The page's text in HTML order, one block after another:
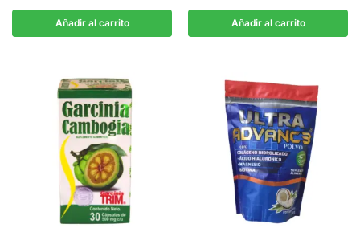
Añadir al carrito Añadir al carrito